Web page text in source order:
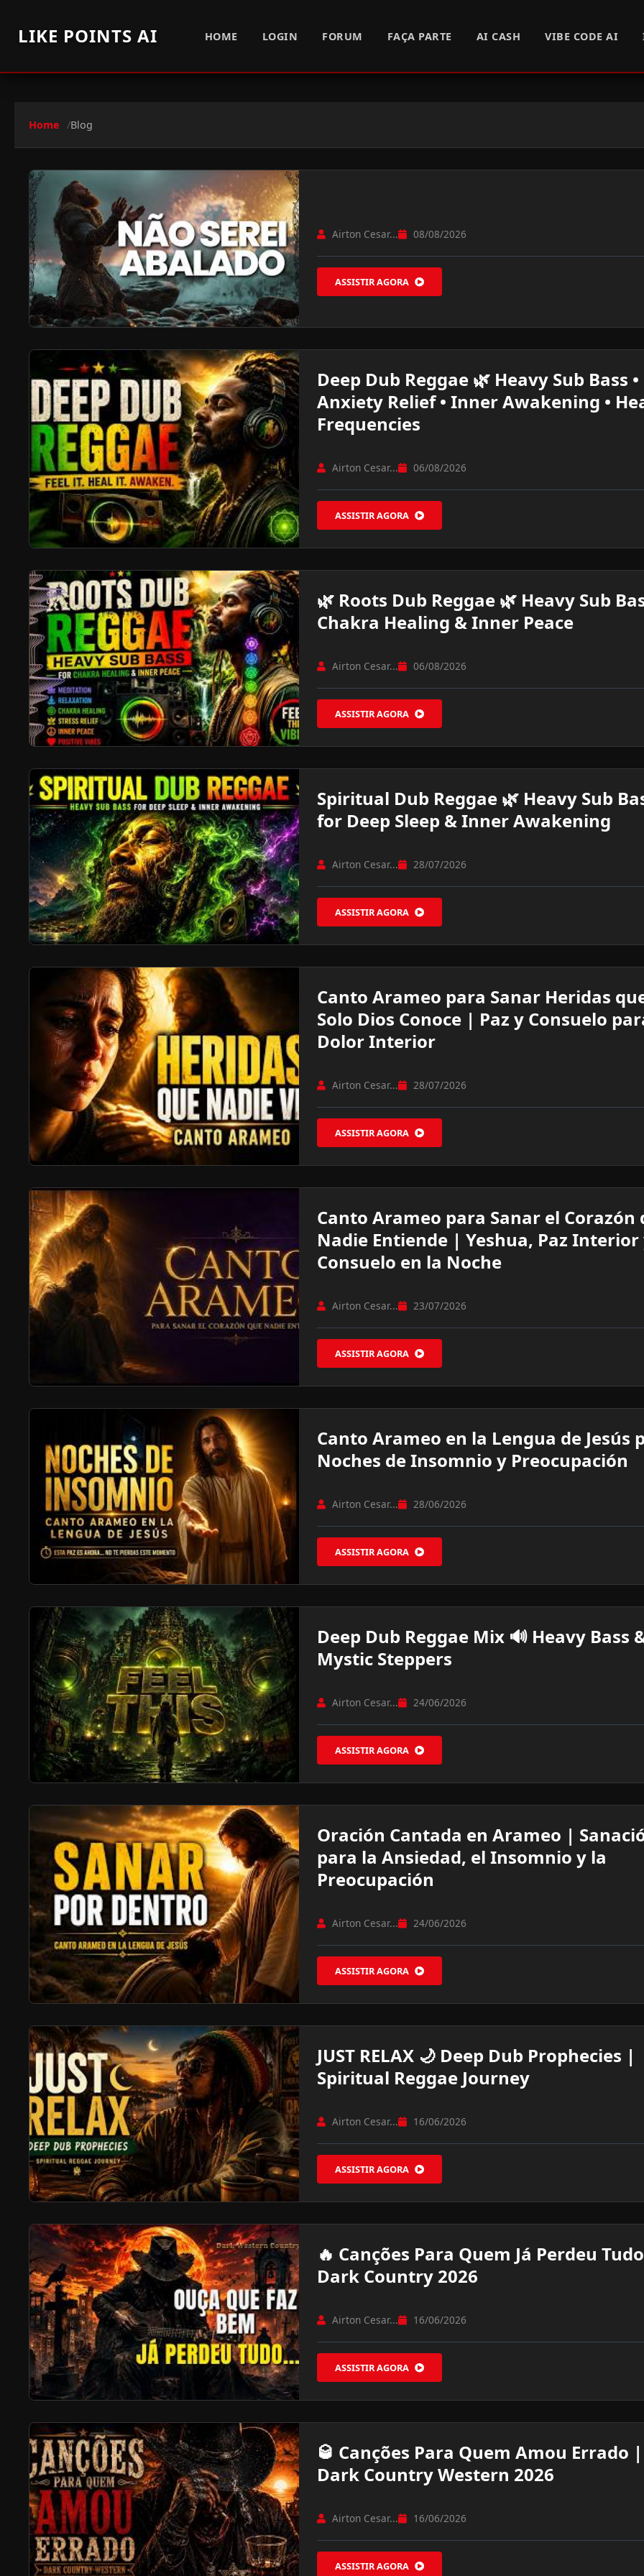
LIKE POINTS AI HOME LOGIN FORUM FAÇA PARTE AI CASH VIBE CODE AI
Home Blog
Airton Cesar... 08/08/2026
ASSISTIR AGORA
Deep Dub Reggae 🌿 Heavy Sub Bass •
Anxiety Relief • Inner Awakening •
Frequencies
Airton Cesar... 06/08/2026
ASSISTIR AGORA
🌿 Roots Dub Reggae 🌿 Heavy Sub
Chakra Healing & Inner Peace
Airton Cesar... 06/08/2026
ASSISTIR AGORA
Spiritual Dub Reggae 🌿 Heavy Sub
for Deep Sleep & Inner Awakening
Airton Cesar... 28/07/2026
ASSISTIR AGORA
Canto Arameo para Sanar Heridas
Solo Dios Conoce | Paz y Consuelo
Dolor Interior
Airton Cesar... 28/07/2026
ASSISTIR AGORA
Canto Arameo para Sanar el Corazón
Nadie Entiende | Yeshua, Paz Interior
Consuelo en la Noche
Airton Cesar... 23/07/2026
ASSISTIR AGORA
Canto Arameo en la Lengua de Jesús
Noches de Insomnio y Preocupación
Airton Cesar... 28/06/2026
ASSISTIR AGORA
Deep Dub Reggae Mix 🔊 Heavy Bass
Mystic Steppers
Airton Cesar... 24/06/2026
ASSISTIR AGORA
Oración Cantada en Arameo |
para la Ansiedad, el Insomnio y la
Preocupación
Airton Cesar... 24/06/2026
ASSISTIR AGORA
JUST RELAX 🌙 Deep Dub Prophecies |
Spiritual Reggae Journey
Airton Cesar... 16/06/2026
ASSISTIR AGORA
🔥 Canções Para Quem Já Perdeu
Dark Country 2026
Airton Cesar... 16/06/2026
ASSISTIR AGORA
🥃 Canções Para Quem Amou Errado |
Dark Country Western 2026
Airton Cesar... 16/06/2026
ASSISTIR AGORA